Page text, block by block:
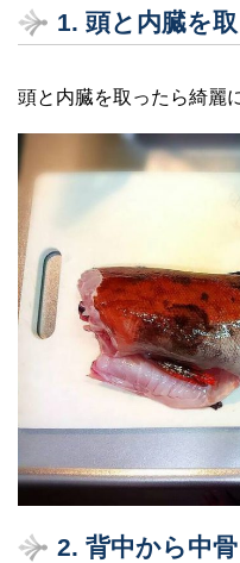
1. 頭と内臓を取
頭と内臓を取ったら綺麗
2. 背中から中